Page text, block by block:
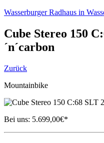
Wasserburger Radhaus in
Cube Stereo 150
´n´carbon
Zurück
Mountainbike
Bei uns: 5.699,00€*